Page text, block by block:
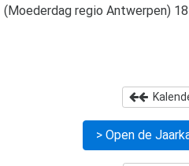
(Moederdag regio Antwerpen)
> Open de